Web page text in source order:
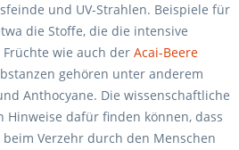
und UV-Strahlen. Beispiele für
die Stoffe, die die intensive
wie auch der Acai-Beere
gehören unter anderem
Anthocyane. Die wissenschaftliche
Hinweise dafür finden können, dass
Verzehr durch den Menschen